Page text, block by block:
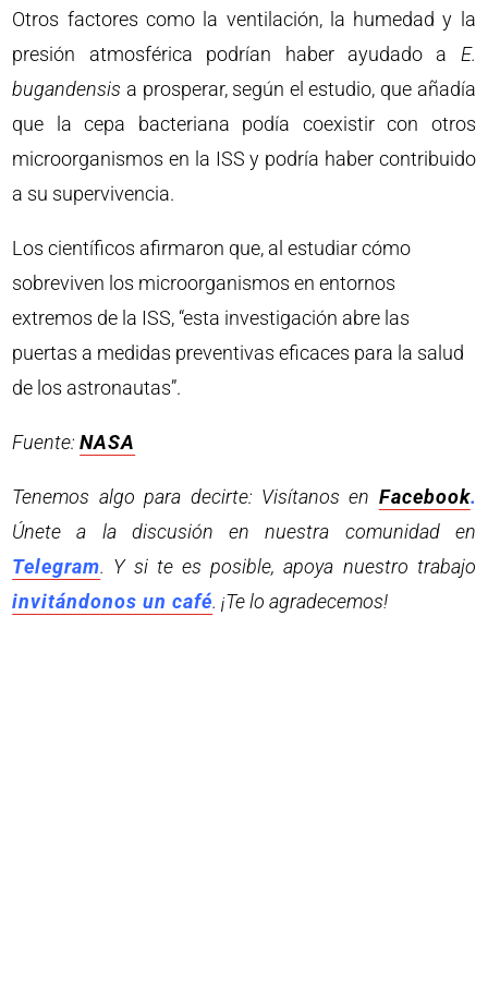
Otros factores como la ventilación, la humedad y la
presión atmosférica podrían haber ayudado a E.
bugandensis a prosperar, según el estudio, que añadía
que la cepa bacteriana podía coexistir con otros
microorganismos en la ISS y podría haber contribuido
a su supervivencia.
Los científicos afirmaron que, al estudiar cómo
sobreviven los microorganismos en entornos
extremos de la ISS, “esta investigación abre las
puertas a medidas preventivas eficaces para la salud
de los astronautas”.
Fuente:NASA
Tenemos algo para decirte: Visítanos en Facebook.
Únete a la discusión en nuestra comunidad en
Telegram. Y si te es posible, apoya nuestro trabajo
invitándonos un café. ¡Te lo agradecemos!